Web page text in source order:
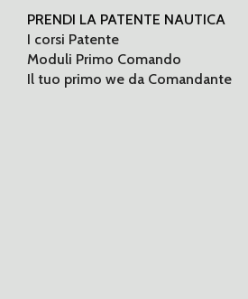
PRENDI LA PATENTE NAUTICA
I corsi Patente
Moduli Primo Comando
Il tuo primo we da Comandante